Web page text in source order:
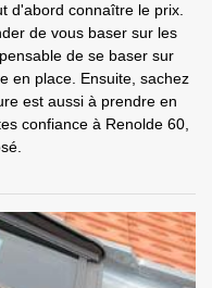
d'abord connaître le prix.
de vous baser sur les
de se baser sur
en place. Ensuite, sachez
est aussi à prendre en
confiance à Renolde 60,